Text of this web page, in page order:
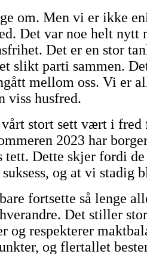
om. Men vi er ikke
Det var noe helt nytt
Det er en stor
slikt parti sammen.
mellom oss. Vi er
viss husfred.
stort sett vært i fred
2023 har
tett. Dette skjer fordi
og at vi stadig
fortsette så lenge
Det stiller
og respekterer
og flertallet